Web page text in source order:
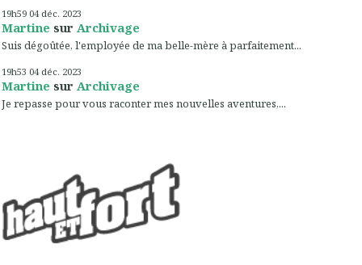
19h59 04 déc. 2023
Martine sur Archivage
Suis dégoûtée, l'employée de ma belle-mère à parfaitement...
19h53 04 déc. 2023
Martine sur Archivage
Je repasse pour vous raconter mes nouvelles aventures,...